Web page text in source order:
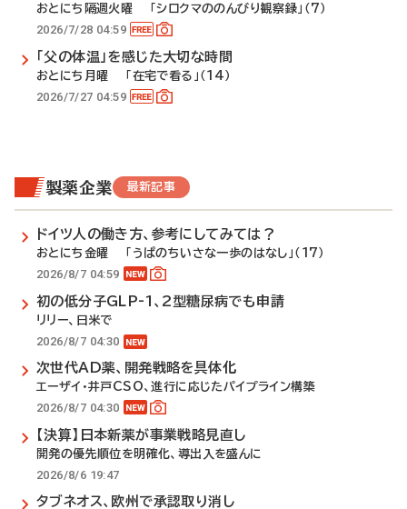
おとにち隔週火曜 「シロクマののんびり観察録」（7）
2026/7/28 04:59
「父の体温」を感じた大切な時間
おとにち月曜 「在宅で看る」（14）
2026/7/27 04:59
製薬企業 最新記事
ドイツ人の働き方、参考にしてみては？
おとにち金曜 「うぱのちいさな一歩のはなし」（17）
2026/8/7 04:59
初の低分子GLP-1、2型糖尿病でも申請
リリー、日米で
2026/8/7 04:30
次世代AD薬、開発戦略を具体化
エーザイ・井戸CSO、進行に応じたパイプライン構築
2026/8/7 04:30
【決算】日本新薬が事業戦略見直し
開発の優先順位を明確化、導出入を盛んに
2026/8/6 19:47
タブネオス、欧州で承認取り消し